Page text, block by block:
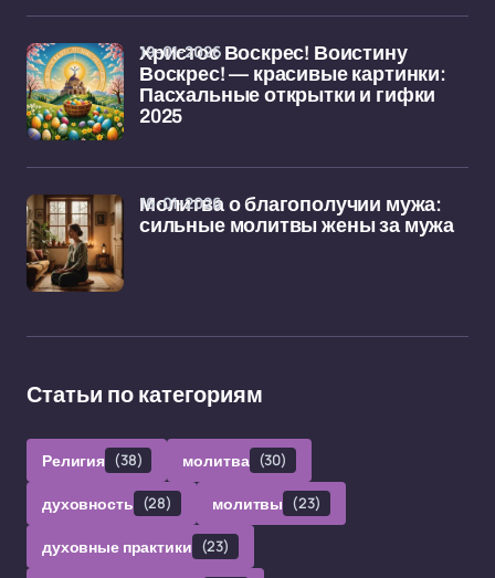
Христос Воскрес! Воистину
Воскрес! — красивые картинки:
Пасхальные открытки и гифки
2025
19-01-2026
Молитва о благополучии мужа:
сильные молитвы жены за мужа
16-01-2026
Статьи по категориям
Религия (38) молитва (30)
духовность (28) молитвы (23)
духовные практики (23)